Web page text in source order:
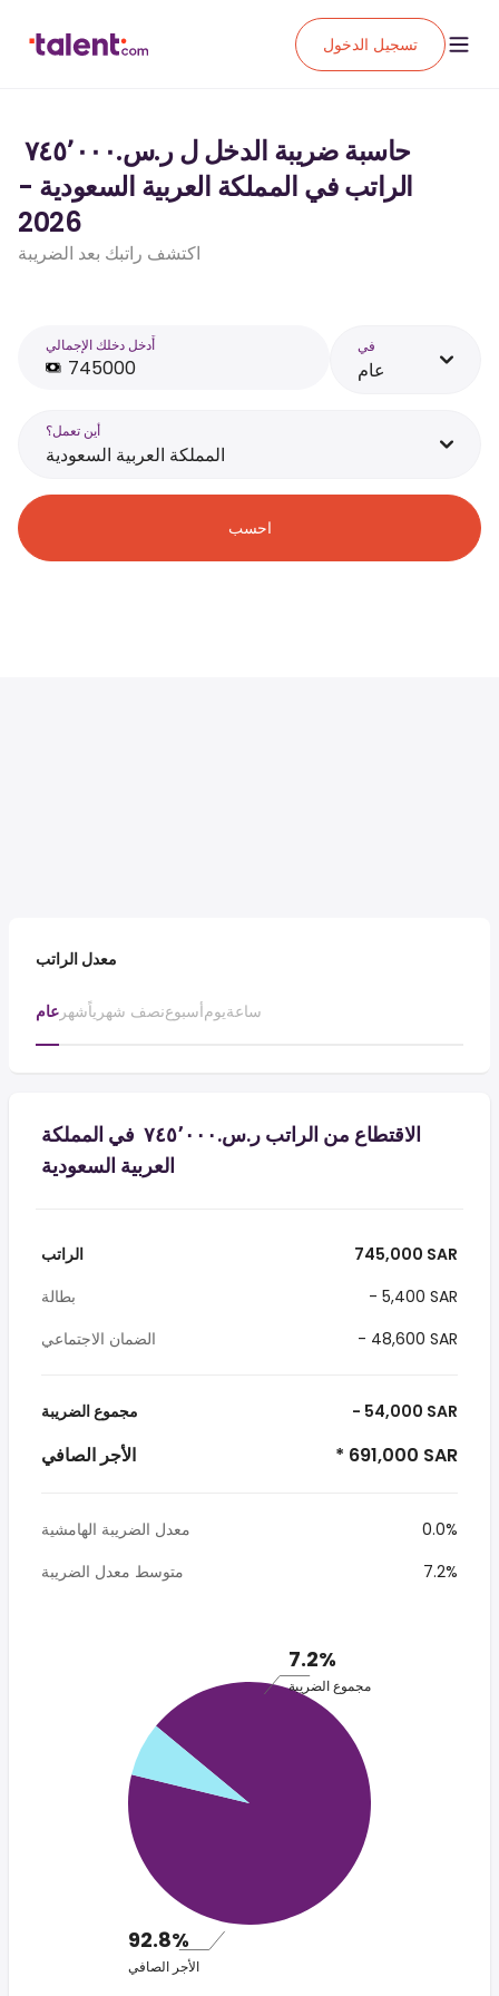
تسجيل الدخول
الراتب في المملكة العربية السعودية -
2026
اكتشف راتبك بعد الضريبة
أَدخل دخلك الإجمالي في
عام
أين تعمل؟
المملكة العربية السعودية
احسب
معدل الراتب
عام شهرنصف شهرياًأسبوعيومساعة
الاقتطاع من الراتب ر.س.‏٧٤٥٬٠٠٠ ‏ في المملكة
العربية السعودية
الراتب
745,000 SAR
بطالة
- 5,400 SAR
الضمان الاجتماعي
- 48,600 SAR
مجموع الضريبة - 54,000 SAR
الأجر الصافي * 691,000 SAR
معدل الضريبة الهامشية
0.0%
متوسط معدل الضريبة
7.2%
7.2%
مجموع الضريبة
92.8%
الأجر الصافي